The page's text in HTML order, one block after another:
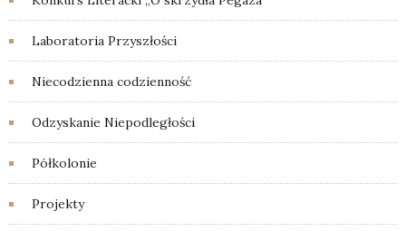
Laboratoria Przyszłości
Niecodzienna codzienność
Odzyskanie Niepodległości
Półkolonie
Projekty